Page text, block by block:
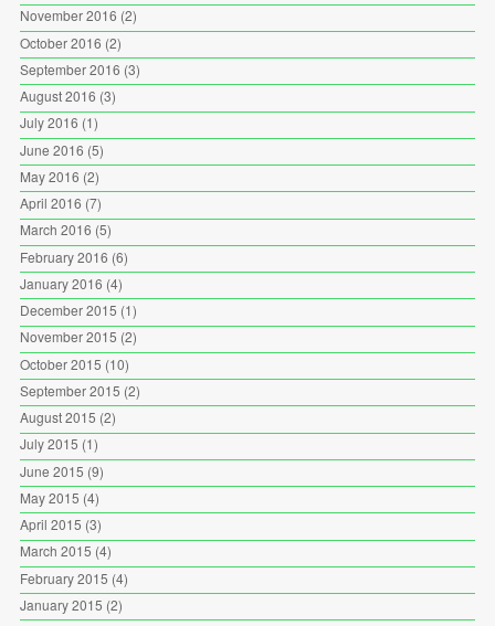
November 2016 (2)
October 2016 (2)
September 2016 (3)
August 2016 (3)
July 2016 (1)
June 2016 (5)
May 2016 (2)
April 2016 (7)
March 2016 (5)
February 2016 (6)
January 2016 (4)
December 2015 (1)
November 2015 (2)
October 2015 (10)
September 2015 (2)
August 2015 (2)
July 2015 (1)
June 2015 (9)
May 2015 (4)
April 2015 (3)
March 2015 (4)
February 2015 (4)
January 2015 (2)